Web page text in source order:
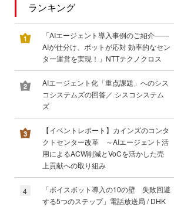
ランキング
「AIエージェント導入事例のご紹介――
AIが仕分け、ボットが応対 効率的なセン
ター運営を実現！」NTTテクノクロス
AIエージェント化「重点課題」へのシス
コシステムズの回答／ シスコシステム
ズ
【イベントレポート】カインズのコンタ
クトセンター改革 ～AIエージェント活
用によるACW削減とVoCを活かした売
上貢献への取り組み
4
「ボイスボット導入の10の壁 失敗回避
する5つのステップ」電話放送局 / DHK